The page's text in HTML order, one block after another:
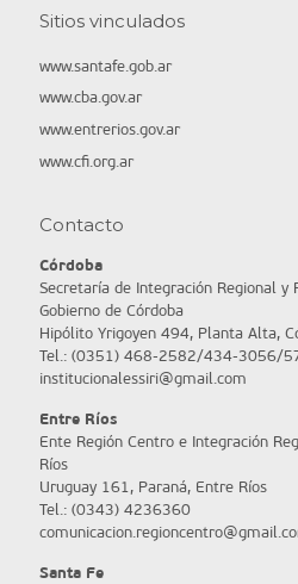
Sitios vinculados
www.santafe.gob.ar
www.cba.gov.ar
www.entrerios.gov.ar
www.cfi.org.ar
Contacto
Córdoba
Secretaría de Integración Regional y
Gobierno de Córdoba
Hipólito Yrigoyen 494, Planta Alta,
Tel.: (0351) 468-2582/434-3056/
institucionalessiri@gmail.com
Entre Ríos
Ente Región Centro e Integración
Ríos
Uruguay 161, Paraná, Entre Ríos
Tel.: (0343) 4236360
Santa Fe